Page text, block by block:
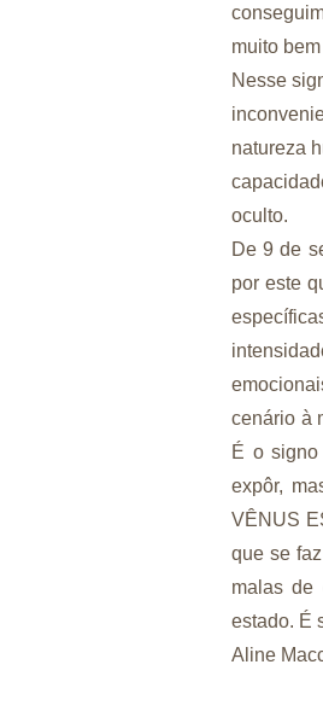
muito
Nesse
natureza
oculto.
De 9 de
por este
cenário à
É o
expôr,
VÊNUS
que se
malas de
estado. É
Aline